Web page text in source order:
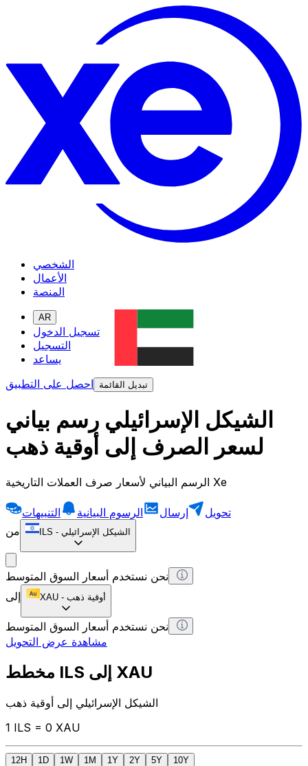
الشخصي
الأعمال
المنصة
AR
تسجيل الدخول
التسجيل
يساعد
احصل على التطبيق
تبديل القائمة
الشيكل الإسرائيلي رسم بياني
لسعر الصرف إلى أوقية ذهب
الرسم البياني لأسعار صرف العملات التاريخية Xe
تحويل إرسال الرسوم البيانية
التنبيهات
من
ILS - الشيكل الإسرائيلي
نحن نستخدم أسعار السوق المتوسط
إلى
XAU - أوقية ذهب
نحن نستخدم أسعار السوق المتوسط
مشاهدة عرض التحويل
مخطط ILS إلى XAU
الشيكل الإسرائيلي إلى أوقية ذهب
1 ILS = 0 XAU
12H 1D 1W 1M 1Y 2Y 5Y 10Y